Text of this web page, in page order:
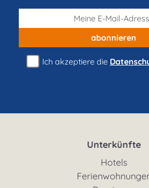
abonnieren
Ich akzeptiere die
Unterkünfte
Hotels